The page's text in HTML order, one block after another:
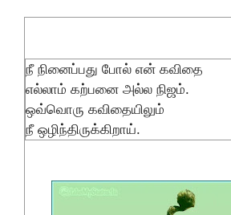
நீ நினைப்பது போல் என் கவிதை
எல்லாம் கற்பனை அல்ல நிஜம்.
ஒவ்வொரு கவிதையிலும்
நீ ஒழிந்திருக்கிறாய்.